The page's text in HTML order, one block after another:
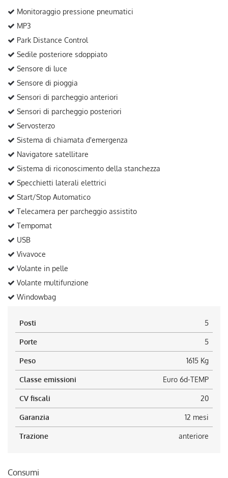
Monitoraggio pressione pneumatici
MP3
Park Distance Control
Sedile posteriore sdoppiato
Sensore di luce
Sensore di pioggia
Sensori di parcheggio anteriori
Sensori di parcheggio posteriori
Servosterzo
Sistema di chiamata d'emergenza
Navigatore satellitare
Sistema di riconoscimento della stanchezza
Specchietti laterali elettrici
Start/Stop Automatico
Telecamera per parcheggio assistito
Tempomat
USB
Vivavoce
Volante in pelle
Volante multifunzione
Windowbag
Posti 5
Porte 5
Peso 1615 Kg
Classe emissioni Euro 6d-TEMP
CV fiscali 20
Garanzia 12 mesi
Trazione anteriore
Consumi